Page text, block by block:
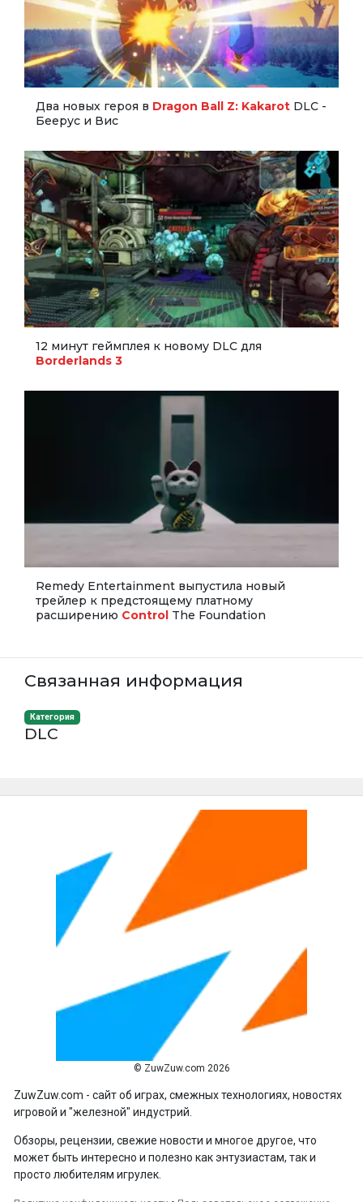
Два новых героя в Dragon Ball Z: Kakarot DLC -
Беерус и Вис
12 минут геймплея к новому DLC для
Borderlands 3
Remedy Entertainment выпустила новый
трейлер к предстоящему платному
расширению Control The Foundation
Связанная информация
Категория
DLC
© ZuwZuw.com 2026
ZuwZuw.com - сайт об играх, смежных технологиях, новостях
игровой и "железной" индустрий.
Обзоры, рецензии, свежие новости и многое другое, что
может быть интересно и полезно как энтузиастам, так и
просто любителям игрулек.